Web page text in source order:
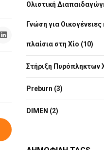
Ολιστική
Γνώση για Οικογένειες
πλαίσια στη Χίο (10)
Στήριξη Πυρόπληκτων
Preburn (3)
DIMEN (2)